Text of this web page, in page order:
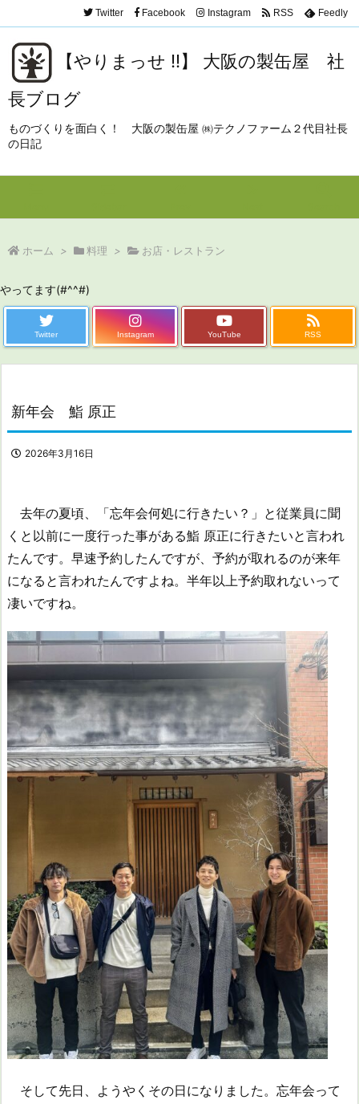
【やりまっせ !!】 大阪の製缶屋 社
長ブログ
ものづくりを面白く！ 大阪の製缶屋 ㈱テクノファーム２代目社長
の日記
Twitter Facebook Instagram RSS Feedly
ホーム > 料理 > お店・レストラン
やってます(#^^#)
Twitter Instagram YouTube RSS
新年会 鮨 原正
2026年3月16日
去年の夏頃、「忘年会何処に行きたい？」と従業員に聞
くと以前に一度行った事がある鮨 原正に行きたいと言われ
たんです。早速予約したんですが、予約が取れるのが来年
になると言われたんですよね。半年以上予約取れないって
凄いですね。
そして先日、ようやくその日になりました。忘年会って